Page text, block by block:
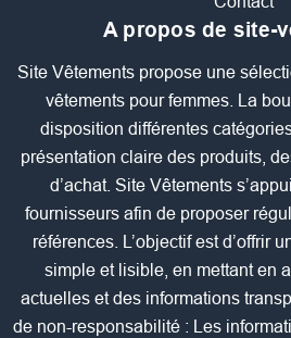
A propos de site-
Site Vêtements propose une
vêtements pour femmes. La
disposition différentes
présentation claire des produits,
d’achat. Site Vêtements
fournisseurs afin de proposer
références. L’objectif est d’offrir
simple et lisible, en mettant en
actuelles et des informations
de non-responsabilité : Les